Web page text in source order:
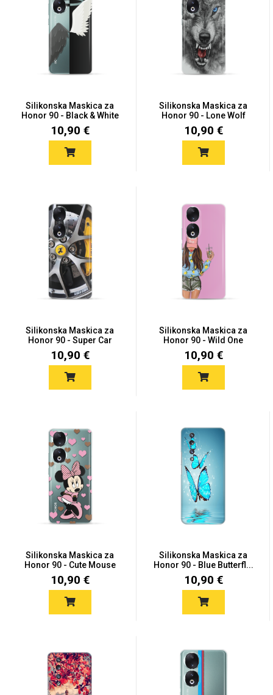
Silikonska Maskica za
Honor 90 - Black & White
10,90 €
Silikonska Maskica za
Honor 90 - Lone Wolf
10,90 €
Silikonska Maskica za
Honor 90 - Super Car
10,90 €
Silikonska Maskica za
Honor 90 - Wild One
10,90 €
Silikonska Maskica za
Honor 90 - Cute Mouse
10,90 €
Silikonska Maskica za
Honor 90 - Blue Butterfl...
10,90 €